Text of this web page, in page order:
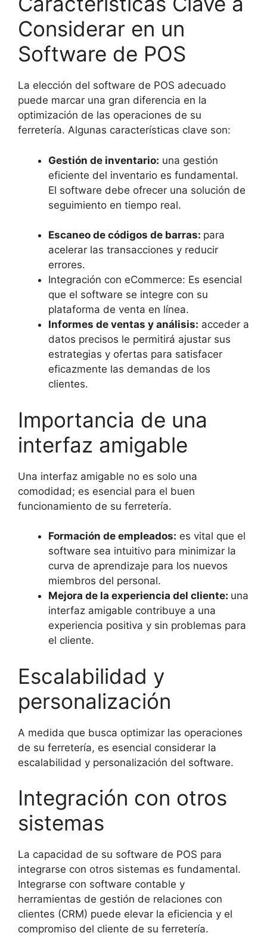
Considerar en un
Software de POS
La elección del software de POS adecuado
puede marcar una gran diferencia en la
optimización de las operaciones de su
ferretería. Algunas características clave son:
Gestión de inventario: una gestión
eficiente del inventario es fundamental.
El software debe ofrecer una solución de
seguimiento en tiempo real.
Escaneo de códigos de barras: para
acelerar las transacciones y reducir
errores.
Integración con eCommerce: Es esencial
que el software se integre con su
plataforma de venta en línea.
Informes de ventas y análisis: acceder a
datos precisos le permitirá ajustar sus
estrategias y ofertas para satisfacer
eficazmente las demandas de los
clientes.
Importancia de una
interfaz amigable
Una interfaz amigable no es solo una
comodidad; es esencial para el buen
funcionamiento de su ferretería.
Formación de empleados: es vital que el
software sea intuitivo para minimizar la
curva de aprendizaje para los nuevos
miembros del personal.
Mejora de la experiencia del cliente: una
interfaz amigable contribuye a una
experiencia positiva y sin problemas para
el cliente.
Escalabilidad y
personalización
A medida que busca optimizar las operaciones
de su ferretería, es esencial considerar la
escalabilidad y personalización del software.
Integración con otros
sistemas
La capacidad de su software de POS para
integrarse con otros sistemas es fundamental.
Integrarse con software contable y
herramientas de gestión de relaciones con
clientes (CRM) puede elevar la eficiencia y el
compromiso del cliente de su ferretería.